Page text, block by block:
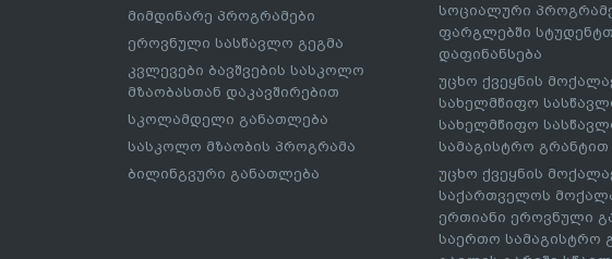
მიმდინარე პროგრამები
ეროვნული სასწავლო გეგმა
კვლევები ბავშვების სასკოლო
მზაობასთან დაკავშირებით
სკოლამდელი განათლება
სასკოლო მზაობის პროგრამა
ბილინგვური განათლება
სოციალური
ფარგლებში
დაფინანსება
უცხო ქვეყნის
სახელმწიფო
სახელმწიფო
სამაგისტრო გრანტით
უცხო ქვეყნის
საქართველოს
ერთიანი ეროვნული
საერთო სამაგისტრო